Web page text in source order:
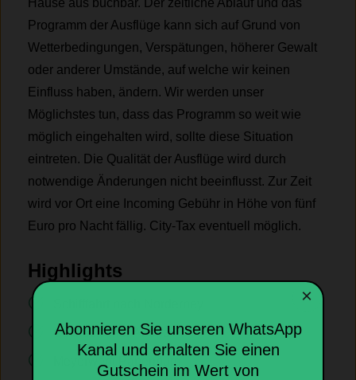
Programm der Ausflüge kann sich auf Grund von
Wetterbedingungen, Verspätungen, höherer Gewalt
oder anderer Umstände, auf welche wir keinen
Einfluss haben, ändern. Wir werden unser
Möglichstes tun, dass das Programm so weit wie
möglich eingehalten wird, sollte diese Situation
eintreten. Die Qualität der Ausflüge wird durch
notwendige Änderungen nicht beeinflusst. Zur Zeit
wird vor Ort eine Incoming Gebühr in Höhe von fünf
Euro pro Nacht fällig. City-Tax eventuell möglich.
Highlights
Ostfriesischer Abend
Meyerwerft Papenpurg
Abonnieren Sie unseren WhatsApp
Kanal und erhalten Sie einen
Gutschein im Wert von
×